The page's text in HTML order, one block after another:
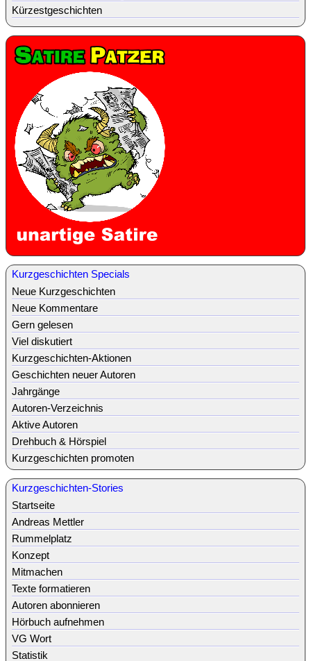
Kürzestgeschichten
Kurzgeschichten Specials
Neue Kurzgeschichten
Neue Kommentare
Gern gelesen
Viel diskutiert
Kurzgeschichten-Aktionen
Geschichten neuer Autoren
Jahrgänge
Autoren-Verzeichnis
Aktive Autoren
Drehbuch & Hörspiel
Kurzgeschichten promoten
Kurzgeschichten-Stories
Startseite
Andreas Mettler
Rummelplatz
Konzept
Mitmachen
Texte formatieren
Autoren abonnieren
Hörbuch aufnehmen
VG Wort
Statistik